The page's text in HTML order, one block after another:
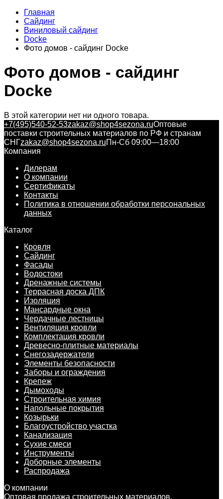
Главная
Сайдинг
Виниловый сайдинг
Docke
Фото домов - сайдинг Docke
Фото домов - сайдинг
Docke
В этой категории нет ни одного товара.
+7(495)540-52-53zakaz@shop4sezona.ruОптовые
поставки строительных материалов по РФ и странам
СНГzakaz@shop4sezona.ruПн-Сб 09:00—18:00
Компания
Дилерам
О компании
Сертификаты
Контакты
Политика в отношении обработки персональных
данных
Каталог
Кровля
Сайдинг
Фасады
Водостоки
Дренажные системы
Террасная доска ДПК
Изоляция
Мансардные окна
Чердачные лестницы
Вентиляция кровли
Комплектация кровли
Древесно-плитные материалы
Снегозадержатели
Элементы безопасности
Заборы и ограждения
Крепеж
Дымоходы
Строительная химия
Напольные покрытия
Козырьки
Благоустройство участка
Канализация
Сухие смеси
Инструменты
Доборные элементы
Распродажа
О компании
Оптовая продажа строительных материалов.